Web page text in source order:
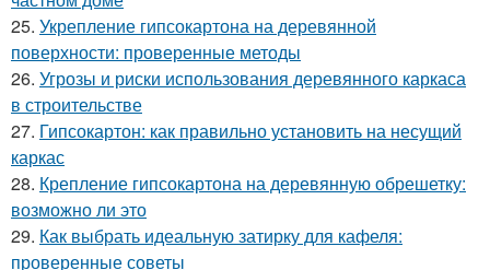
25. Укрепление гипсокартона на деревянной
поверхности: проверенные методы
26. Угрозы и риски использования деревянного каркаса
в строительстве
27. Гипсокартон: как правильно установить на несущий
каркас
28. Крепление гипсокартона на деревянную обрешетку:
возможно ли это
29. Как выбрать идеальную затирку для кафеля:
проверенные советы